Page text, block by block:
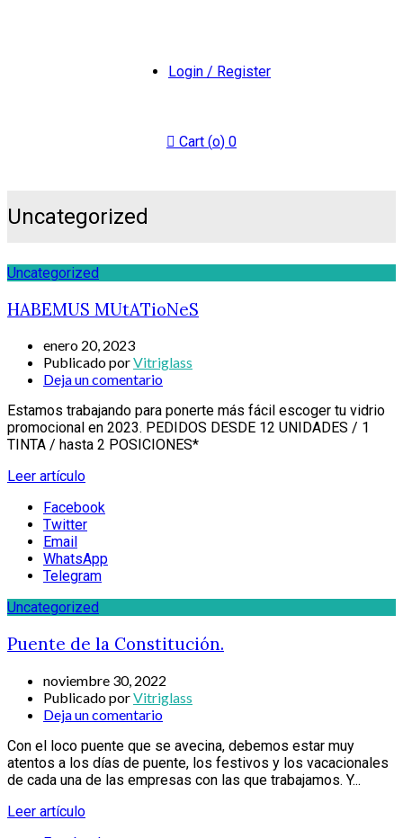
Login / Register
Cart (o) 0
Uncategorized
Uncategorized
HABEMUS MUtATioNeS
enero 20, 2023
Publicado porVitriglass
Deja un comentario
Estamos trabajando para ponerte más fácil escoger tu vidrio
promocional en 2023. PEDIDOS DESDE 12 UNIDADES / 1
TINTA / hasta 2 POSICIONES*
Leer artículo
Facebook
Twitter
Email
WhatsApp
Telegram
Uncategorized
Puente de la Constitución.
noviembre 30, 2022
Publicado porVitriglass
Deja un comentario
Con el loco puente que se avecina, debemos estar muy
atentos a los días de puente, los festivos y los vacacionales
de cada una de las empresas con las que trabajamos. Y...
Leer artículo